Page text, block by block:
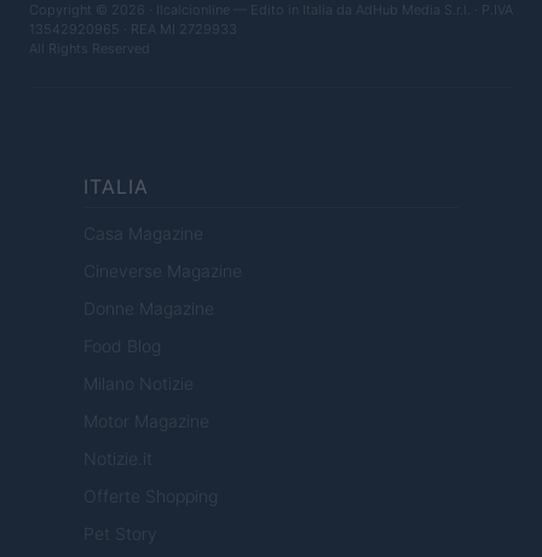
Copyright © 2026 · Ilcalcionline — Edito in Italia da AdHub Media S.r.l. · P.IVA
13542920965 · REA MI 2729933
All Rights Reserved
ITALIA
Casa Magazine
Cineverse Magazine
Donne Magazine
Food Blog
Milano Notizie
Motor Magazine
Notizie.it
Offerte Shopping
Pet Story